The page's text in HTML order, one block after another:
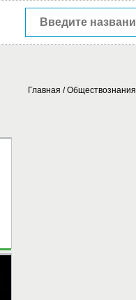
Главная /Обществознания